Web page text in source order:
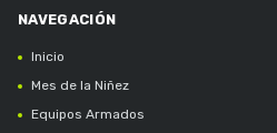
Inicio
Mes de la Niñez
Equipos Armados